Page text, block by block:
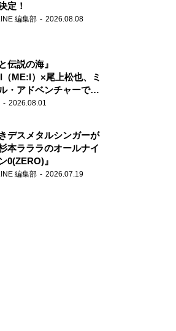
定！
編集部 2026.08.08
伝説の海』
ME:I）×尾上松也、ミ
・アドベンチャーで美
る
2026.08.01
デスメタルシンガーが
本ラララのオールナイ
0(ZERO)』
編集部 2026.07.19